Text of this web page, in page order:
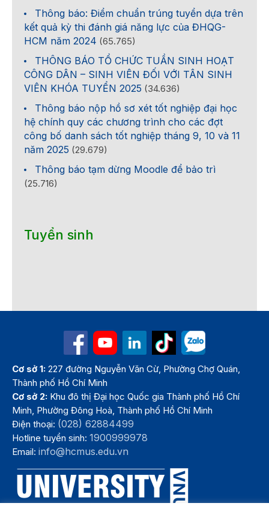
Thông báo: Điểm chuẩn trúng tuyển dựa trên
kết quả kỳ thi đánh giá năng lực của ĐHQG-
HCM năm 2024 (65.765)
THÔNG BÁO TỔ CHỨC TUẦN SINH HOẠT
CÔNG DÂN – SINH VIÊN ĐỐI VỚI TÂN SINH
VIÊN KHÓA TUYỂN 2025 (34.636)
Thông báo nộp hồ sơ xét tốt nghiệp đại học
hệ chính quy các chương trình cho các đợt
công bố danh sách tốt nghiệp tháng 9, 10 và 11
năm 2025 (29.679)
Thông báo tạm dừng Moodle để bảo trì
(25.716)
Tuyển sinh
Cơ sở 1: 227 đường Nguyễn Văn Cừ, Phường Chợ Quán,
Thành phố Hồ Chí Minh
Cơ sở 2: Khu đô thị Đại học Quốc gia Thành phố Hồ Chí
Minh, Phường Đông Hoà, Thành phố Hồ Chí Minh
Điện thoại: (028) 62884499
Hotline tuyển sinh:1900999978
Email:info@hcmus.edu.vn